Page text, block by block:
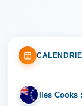
IL Iles Cooks